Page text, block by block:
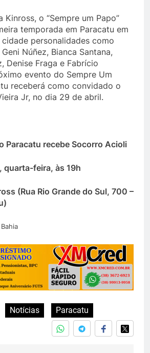
Kinross, o “Sempre um Papo”
temporada em Paracatu em
personalidades como
Núñez, Bianca Santana,
Denise Fraga e Fabrício
evento do Sempre Um
receberá como convidado o
Jr, no dia 29 de abril.
Paracatu recebe Socorro Acioli
quarta-feira, às 19h
(Rua Rio Grande do Sul, 700 –
Notícias Paracatu